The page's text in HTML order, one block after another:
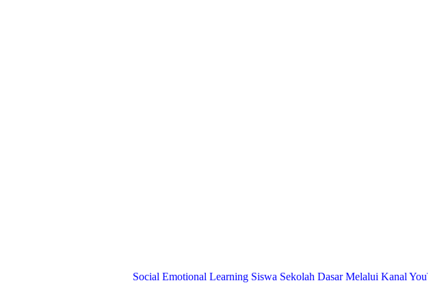
Social Emotional Learning Siswa Sekolah Dasar Melalui Kanal YouTube